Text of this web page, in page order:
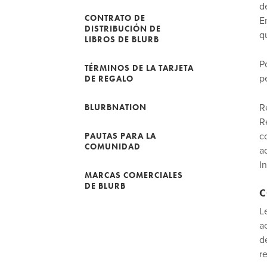
CONTRATO DE
DISTRIBUCIÓN DE
LIBROS DE BLURB
TÉRMINOS DE LA TARJETA
DE REGALO
BLURBNATION
PAUTAS PARA LA
COMUNIDAD
MARCAS COMERCIALES
DE BLURB